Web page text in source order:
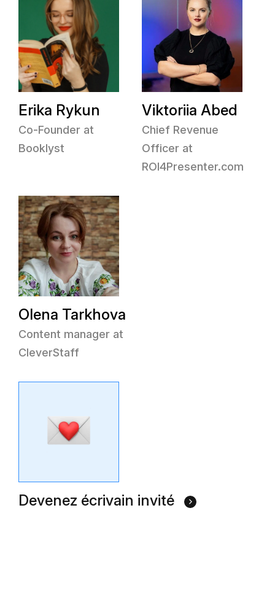
Erika Rykun
Co-Founder at
Booklyst
Viktoriia Abed
Chief Revenue
Officer at
ROI4Presenter.com
Olena Tarkhova
Content manager at
CleverStaff
Devenez écrivain invité